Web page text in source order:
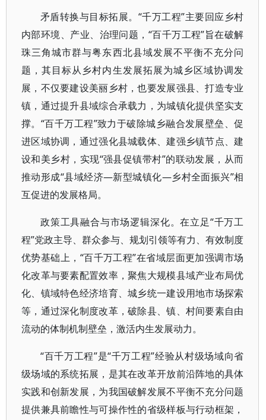
矛盾转换与目标拓展。“千万工程”主要回应乡村
内部环境、产业、治理问题，“百千万工程”旨在破解
珠三角城市群与粤东西北县域发展不平衡不充分问
题，其目标从乡村内生发展拓展为城乡区域协调发
展，不仅要建设美丽乡村，也要发展强县、打造专业
镇，通过提升县域综合承载力，为城镇化提供坚实支
撑。“百千万工程”致力于破除城乡融合发展壁垒、促
进区域协调，通过强化县城载体、建强乡镇节点、建
设和美乡村，实现“强县促镇带村”的联动发展，从而
推动形成“县域经济—新型城镇化—乡村全面振兴”相
互促进的发展格局。
政策工具融合与市场逻辑深化。在立足“千万工
程”党政主导、群众参与、规划引领等有力、有效制度
优势基础上，“百千万工程”在省域层面更加强调市场
化改革与要素配置效率，聚焦大规模县域产业布局优
化、镇域特色经济培育、城乡统一建设用地市场探索
等，通过深化制度改革，破除县、镇、村间要素自由
流动的体制机制壁垒，激活内生发展动力。
“百千万工程”是“千万工程”经验从村级场域向省
级场域的系统拓展，是其在改革开放前沿阵地的具体
实践和创新发展，为我国破解发展不平衡不充分问题
提供兼具前瞻性与可操作性的省级样板与行动框架，